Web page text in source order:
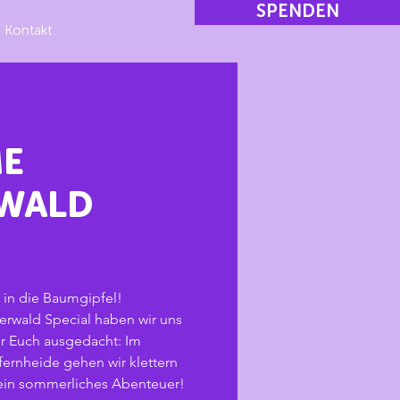
SPENDEN
Kontakt
in die Baumgipfel!
Special haben wir uns
Euch ausgedacht: Im
gehen wir klettern
sommerliches Abenteuer!